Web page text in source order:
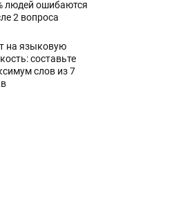
людей ошибаются
2 вопроса
на языковую
составьте
слов из 7